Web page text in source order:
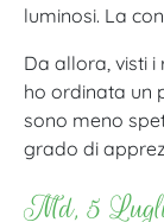
luminosi. La
Da allora, visti i
ho ordinata un
sono meno
grado di
Md, 5